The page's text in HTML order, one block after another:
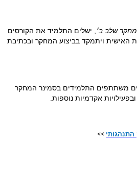
שלב ב׳
, ישלים התלמיד את הקורסים
האישית ויתמקד בביצוע המחקר ובכתיבת
משתתפים התלמידים בסמינר המחקר
אקדמיות נוספות.
התנהגותי >>